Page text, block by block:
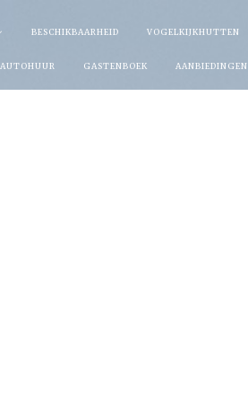
BESCHIKBAARHEID VOGELKIJKHUTTEN
AUTOHUUR GASTENBOEK AANBIEDINGEN